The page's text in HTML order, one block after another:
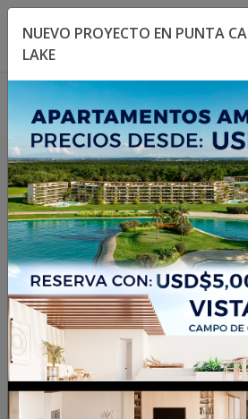
Toggle navigation menu
La propiedad
o no está
NUEVO PROYECTO EN PUNTA
LAKE